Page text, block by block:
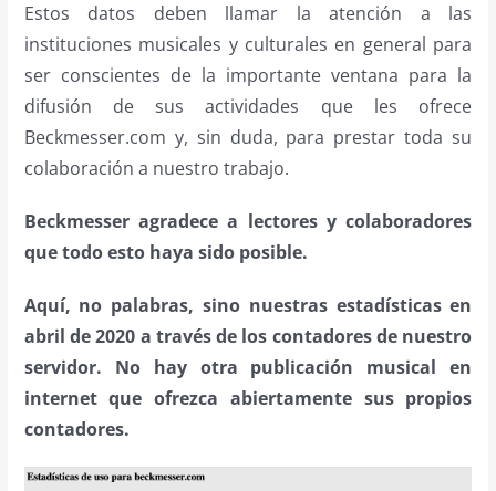
Estos datos deben llamar la atención a las
instituciones musicales y culturales en general para
ser conscientes de la importante ventana para la
difusión de sus actividades que les ofrece
Beckmesser.com y, sin duda, para prestar toda su
colaboración a nuestro trabajo.
Beckmesser agradece a lectores y colaboradores
que todo esto haya sido posible.
Aquí, no palabras, sino nuestras estadísticas en
abril de 2020 a través de los contadores de nuestro
servidor. No hay otra publicación musical en
internet que ofrezca abiertamente sus propios
contadores.